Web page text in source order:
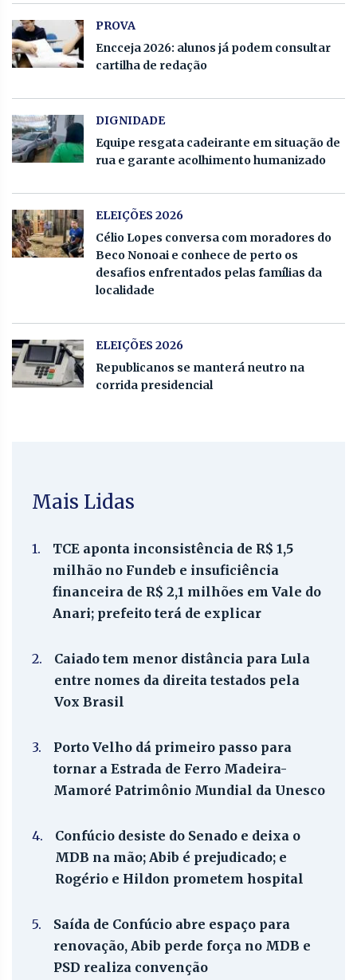
PROVA
Encceja 2026: alunos já podem consultar
cartilha de redação
DIGNIDADE
Equipe resgata cadeirante em situação de
rua e garante acolhimento humanizado
ELEIÇÕES 2026
Célio Lopes conversa com moradores do
Beco Nonoai e conhece de perto os
desafios enfrentados pelas famílias da
localidade
ELEIÇÕES 2026
Republicanos se manterá neutro na
corrida presidencial
Mais Lidas
1.
TCE aponta inconsistência de R$ 1,5
milhão no Fundeb e insuficiência
financeira de R$ 2,1 milhões em Vale do
Anari; prefeito terá de explicar
2.
Caiado tem menor distância para Lula
entre nomes da direita testados pela
Vox Brasil
3.
Porto Velho dá primeiro passo para
tornar a Estrada de Ferro Madeira-
Mamoré Patrimônio Mundial da Unesco
4.
Confúcio desiste do Senado e deixa o
MDB na mão; Abib é prejudicado; e
Rogério e Hildon prometem hospital
5.
Saída de Confúcio abre espaço para
renovação, Abib perde força no MDB e
PSD realiza convenção